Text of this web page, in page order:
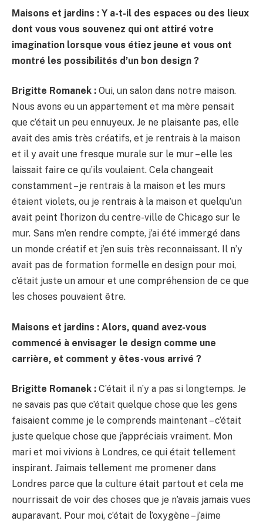
Maisons et jardins : Y a-t-il des espaces ou des lieux
dont vous vous souvenez qui ont attiré votre
imagination lorsque vous étiez jeune et vous ont
montré les possibilités d’un bon design ?
Brigitte Romanek : Oui, un salon dans notre maison.
Nous avons eu un appartement et ma mère pensait
que c’était un peu ennuyeux. Je ne plaisante pas, elle
avait des amis très créatifs, et je rentrais à la maison
et il y avait une fresque murale sur le mur – elle les
laissait faire ce qu’ils voulaient. Cela changeait
constamment – ​​je rentrais à la maison et les murs
étaient violets, ou je rentrais à la maison et quelqu’un
avait peint l’horizon du centre-ville de Chicago sur le
mur. Sans m’en rendre compte, j’ai été immergé dans
un monde créatif et j’en suis très reconnaissant. Il n’y
avait pas de formation formelle en design pour moi,
c’était juste un amour et une compréhension de ce que
les choses pouvaient être.
Maisons et jardins : Alors, quand avez-vous
commencé à envisager le design comme une
carrière, et comment y êtes-vous arrivé ?
Brigitte Romanek : C’était il n’y a pas si longtemps. Je
ne savais pas que c’était quelque chose que les gens
faisaient comme je le comprends maintenant – c’était
juste quelque chose que j’appréciais vraiment. Mon
mari et moi vivions à Londres, ce qui était tellement
inspirant. J’aimais tellement me promener dans
Londres parce que la culture était partout et cela me
nourrissait de voir des choses que je n’avais jamais vues
auparavant. Pour moi, c’était de l’oxygène – j’aime